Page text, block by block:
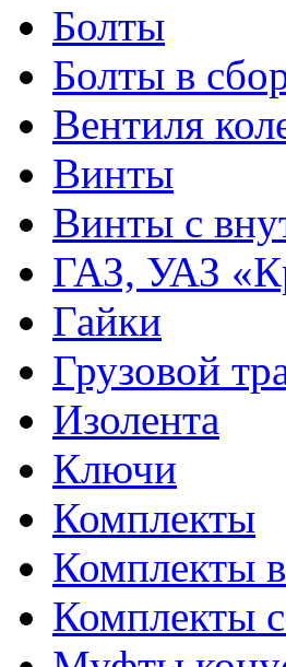
Болты
Болты в
Вентиля
Винты
Винты с
ГАЗ, УАЗ
Гайки
Грузовой
Изолента
Ключи
Комплекты
Комплекты
Комплекты